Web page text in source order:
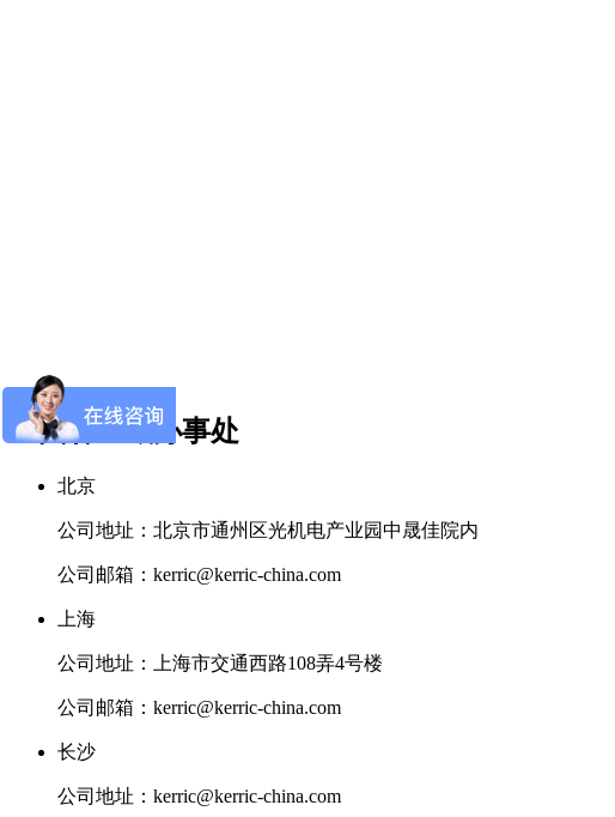
全国各区域办事处
北京
公司地址：北京市通州区光机电产业园中晟佳院内
公司邮箱：kerric@kerric-china.com
上海
公司地址：上海市交通西路108弄4号楼
公司邮箱：kerric@kerric-china.com
长沙
公司地址：kerric@kerric-china.com